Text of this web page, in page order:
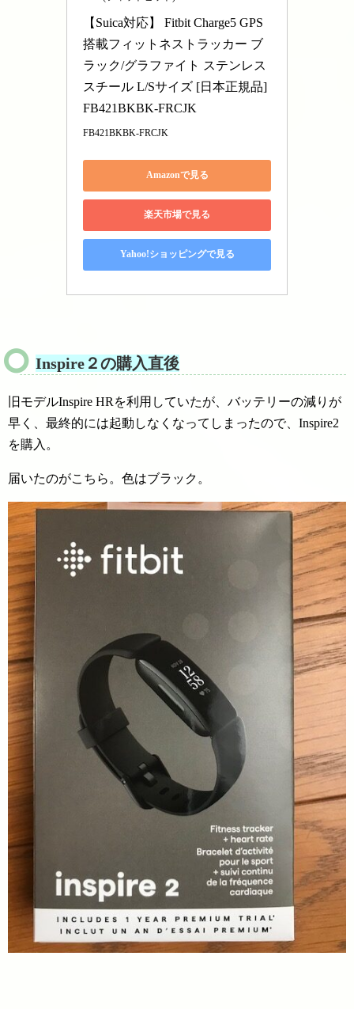
【Suica対応】 Fitbit Charge5 GPS
搭載フィットネストラッカー ブ
ラック/グラファイト ステンレス
スチール L/Sサイズ [日本正規品]
FB421BKBK-FRCJK
FB421BKBK-FRCJK
Amazonで見る
楽天市場で見る
Yahoo!ショッピングで見る
Inspire２の購入直後
旧モデルInspire HRを利用していたが、バッテリーの減りが
早く、最終的には起動しなくなってしまったので、Inspire2
を購入。
届いたのがこちら。色はブラック。